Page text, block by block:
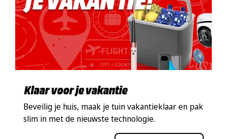
Klaar voor je vakantie
Beveilig je huis, maak je tuin vakantieklaar en pak
slim in met de nieuwste technologie.